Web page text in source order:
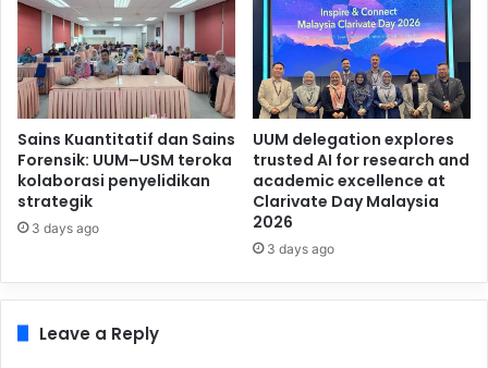
Sains Kuantitatif dan Sains
Forensik: UUM–USM teroka
kolaborasi penyelidikan
strategik
3 days ago
UUM delegation explores
trusted AI for research and
academic excellence at
Clarivate Day Malaysia
2026
3 days ago
Leave a Reply